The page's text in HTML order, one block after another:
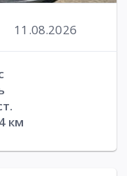
11.08.2026
км